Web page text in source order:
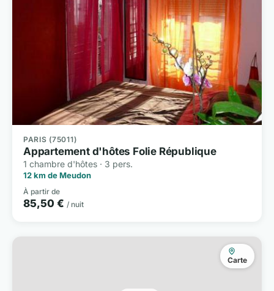
PARIS (75011)
Appartement d'hôtes Folie République
1 chambre d'hôtes · 3 pers.
12 km de Meudon
À partir de
85,50 € / nuit
Carte